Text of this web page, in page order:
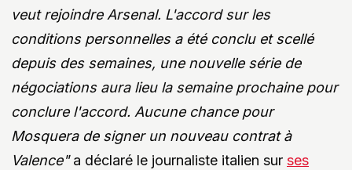
veut rejoindre Arsenal. L'accord sur les
conditions personnelles a été conclu et scellé
depuis des semaines, une nouvelle série de
négociations aura lieu la semaine prochaine pour
conclure l'accord. Aucune chance pour
Mosquera de signer un nouveau contrat à
Valence"a déclaré le journaliste italien sur ses